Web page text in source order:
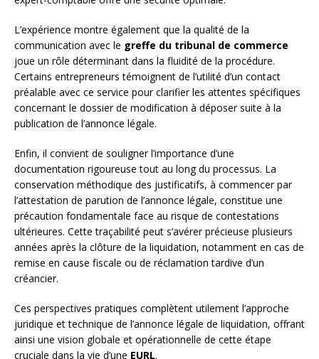
L’expérience montre également que la qualité de la
communication avec le greffe du tribunal de commerce
joue un rôle déterminant dans la fluidité de la procédure.
Certains entrepreneurs témoignent de l’utilité d’un contact
préalable avec ce service pour clarifier les attentes spécifiques
concernant le dossier de modification à déposer suite à la
publication de l’annonce légale.
Enfin, il convient de souligner l’importance d’une
documentation rigoureuse tout au long du processus. La
conservation méthodique des justificatifs, à commencer par
l’attestation de parution de l’annonce légale, constitue une
précaution fondamentale face au risque de contestations
ultérieures. Cette traçabilité peut s’avérer précieuse plusieurs
années après la clôture de la liquidation, notamment en cas de
remise en cause fiscale ou de réclamation tardive d’un
créancier.
Ces perspectives pratiques complètent utilement l’approche
juridique et technique de l’annonce légale de liquidation, offrant
ainsi une vision globale et opérationnelle de cette étape
cruciale dans la vie d’une EURL.